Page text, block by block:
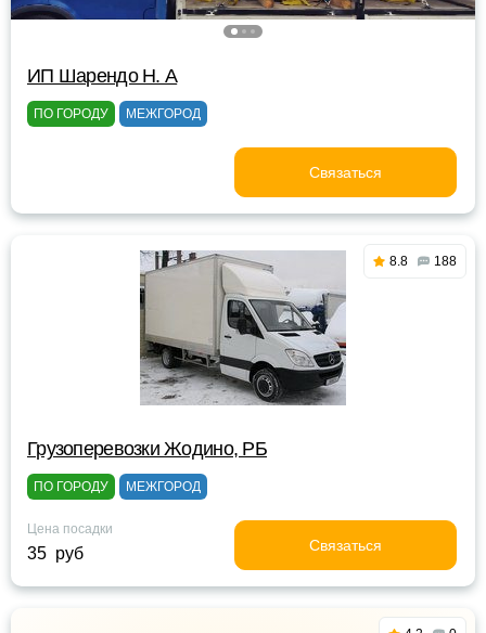
ИП Шарендо Н. А
ПО ГОРОДУ МЕЖГОРОД
Связаться
8.8 188
Грузоперевозки Жодино, РБ
ПО ГОРОДУ МЕЖГОРОД
Цена посадки
35 руб Связаться